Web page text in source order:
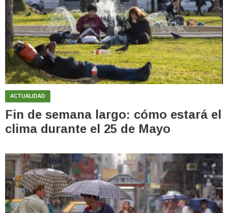
ACTUALIDAD
Fin de semana largo: cómo estará el
clima durante el 25 de Mayo